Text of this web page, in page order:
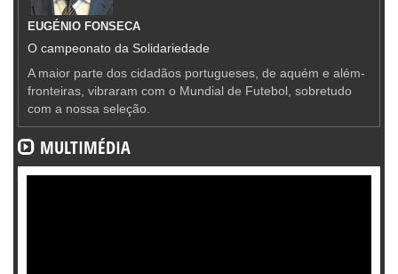
EUGÉNIO FONSECA
O campeonato da Solidariedade
A maior parte dos cidadãos portugueses, de aquém e além-
fronteiras, vibraram com o Mundial de Futebol, sobretudo
com a nossa seleção.
MULTIMÉDIA